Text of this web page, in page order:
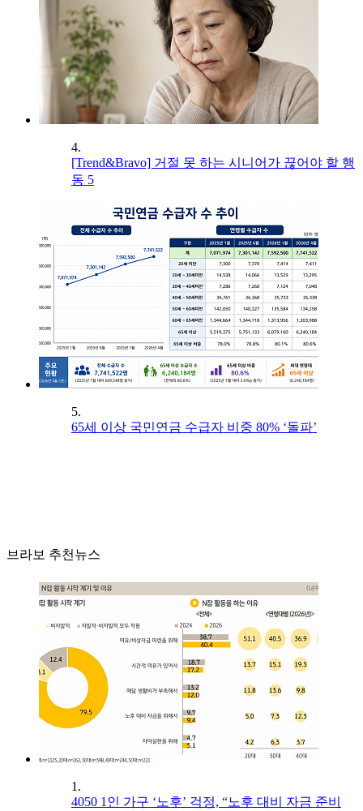
4.
[Trend&Bravo] 거절 못 하는 시니어가 끊어야 할 행
동 5
5.
65세 이상 국민연금 수급자 비중 80% ‘돌파’
브라보 추천뉴스
1.
4050 1인 가구 ‘노후’ 걱정, “노후 대비 자금 준비